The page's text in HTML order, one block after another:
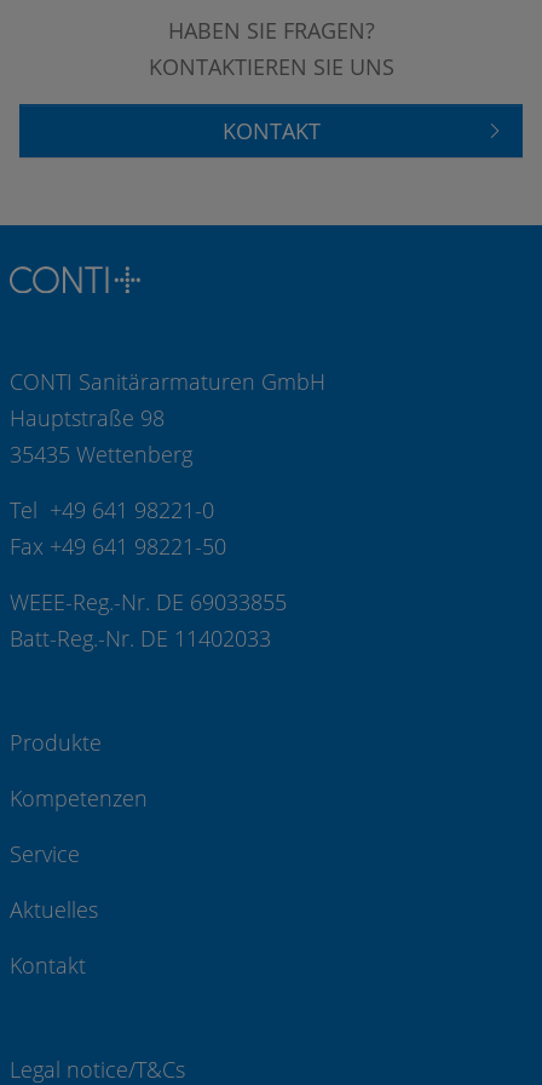
HABEN SIE FRAGEN?
KONTAKTIEREN SIE UNS
KONTAKT
CONTI Sanitärarmaturen GmbH
Hauptstraße 98
35435 Wettenberg
Tel +49 641 98221-0
Fax +49 641 98221-50
WEEE-Reg.-Nr. DE 69033855
Batt-Reg.-Nr. DE 11402033
Produkte
Kompetenzen
Service
Aktuelles
Kontakt
Legal notice/T&Cs